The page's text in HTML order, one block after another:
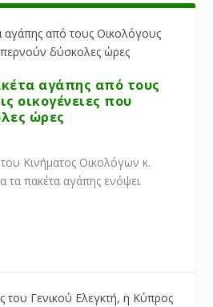
αγάπης από τους
οικογένειες που
ώρες
Κινήματος Οικολόγων κ.
τα πακέτα αγάπης ενόψει